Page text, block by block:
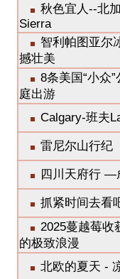
秋色宜人--北
Sierra
智利帕图亚尔
撼壮美
8条美国“小众
庭出游
Calgary-班夫
雷尼尔山行纪
四川天府行 —
抓紧时间去看
2025蔓越莓收
的极致浪漫
北欧的夏天 -